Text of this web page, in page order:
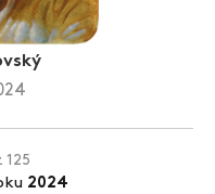
125
2024